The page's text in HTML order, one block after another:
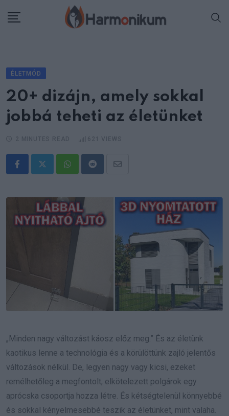
ÉLETMÓD
20+ dizájn, amely sokkal
jobbá teheti az életünket
WhatsappRedditShare
Email
„Minden nagy változást káosz előz meg.” És az életünk
kaotikus lenne a technológia és a körülöttünk zajló jelentős
változások nélkül. De, legyen nagy vagy kicsi, ezeket
remélhetőleg a megfontolt, elkötelezett polgárok egy
aprócska csoportja hozza létre. És kétségtelenül könnyebbé
és sokkal kényelmesebbé teszik az életünket, mint valaha.